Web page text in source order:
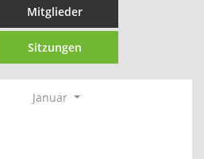
Mitglieder
Sitzungen
Januar